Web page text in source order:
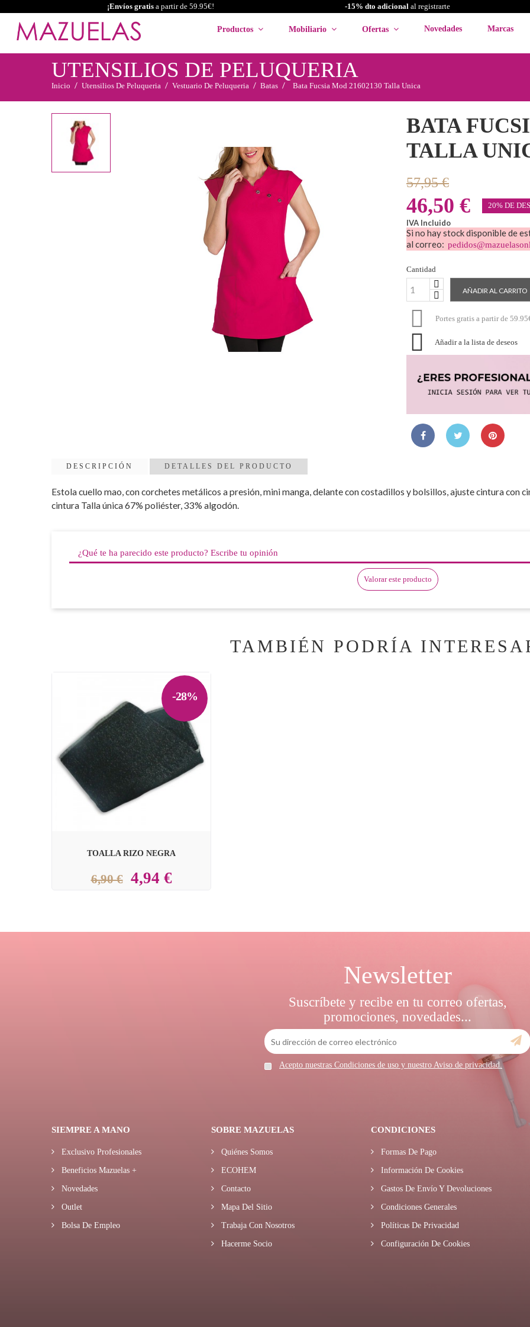
¡Envíos gratisa partir de 59.95€! -15% dto adicionalal registrarte
Productos Mobiliario Ofertas Novedades Marcas
UTENSILIOS DE PELUQUERIA
Inicio Utensilios De Peluqueria Vestuario De Peluqueria Batas Bata Fucsia Mod 21602130 Talla Unica
BATA
TALLA
57,95 €
46,50 € 20% DE
IVA Incluido
Si no hay stock disponible de
al correo:
Cantidad
AÑADIR AL CARRITO
 Portes gratis a partir de
 Añadir a la lista de deseos
DESCRIPCIÓN DETALLES DEL PRODUCTO
Estola cuello mao, con corchetes metálicos a presión, mini manga, delante con costadillos y bolsillos, ajuste cintura con
cintura Talla única 67% poliéster, 33% algodón.
¿Qué te ha parecido este producto? Escribe tu opinión
Valorar este producto
TAMBIÉN PODRÍA
-28%

TOALLA RIZO NEGRA
6,90 € 4,94 €
Newsletter
Suscríbete y recibe en tu correo ofertas,
promociones, novedades...
Acepto nuestras Condiciones de uso y nuestro Aviso de privacidad.
SIEMPRE A MANO
Exclusivo Profesionales
Beneficios Mazuelas +
Novedades
Outlet
Bolsa De Empleo
SOBRE MAZUELAS
Quiénes Somos
ECOHEM
Contacto
Mapa Del Sitio
Trabaja Con Nosotros
Hacerme Socio
CONDICIONES
Formas De Pago
Información De Cookies
Gastos De Envío Y Devoluciones
Condiciones Generales
Políticas De Privacidad
Configuración De Cookies